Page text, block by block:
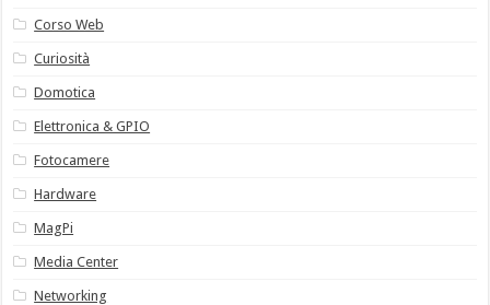
Corso Web
Curiosità
Domotica
Elettronica & GPIO
Fotocamere
Hardware
MagPi
Media Center
Networking